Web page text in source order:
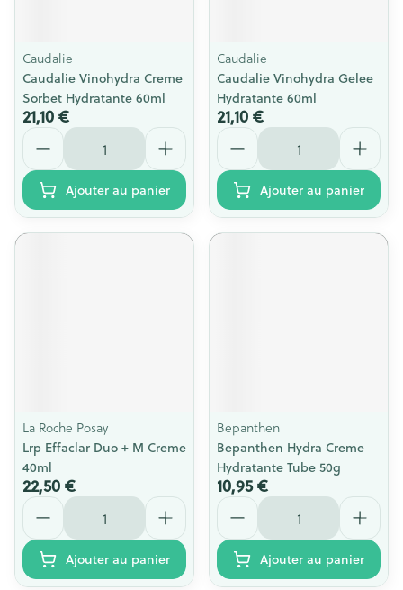
Caudalie
Caudalie Vinohydra Creme
Sorbet Hydratante 60ml
21,10 €
Quantité
Ajouter au panier
Caudalie
Caudalie Vinohydra Gelee
Hydratante 60ml
21,10 €
Quantité
Ajouter au panier
La Roche Posay
Lrp Effaclar Duo + M Creme
40ml
22,50 €
Quantité
Ajouter au panier
Bepanthen
Bepanthen Hydra Creme
Hydratante Tube 50g
10,95 €
Quantité
Ajouter au panier